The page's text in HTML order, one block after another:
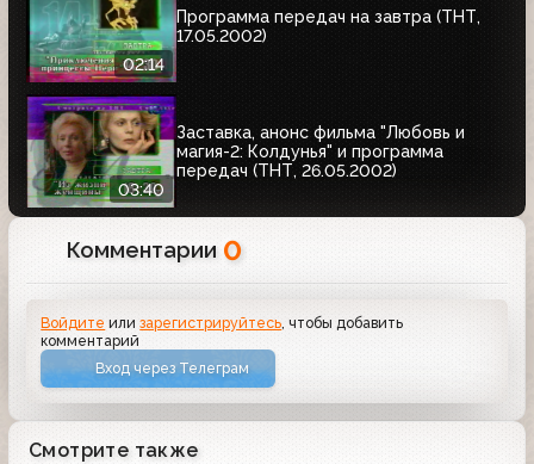
02:14
Программа передач на завтра (ТНТ,
17.05.2002)
03:40
Заставка, анонс фильма "Любовь и
магия-2: Колдунья" и программа
передач (ТНТ, 26.05.2002)
Комментарии 0
Войдите илизарегистрируйтесь, чтобы добавить
комментарий
Вход через Телеграм
Смотрите также